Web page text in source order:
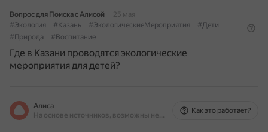
Вопрос для Поиска с Алисой
25 мая
#Экология
#Казань #ЭкологическиеМероприятия
#Дети
#Природа
#Воспитание
Где в Казани проводятся экологические
мероприятия для детей?
Алиса
На основе источников, возможны неточности
Как это работает?